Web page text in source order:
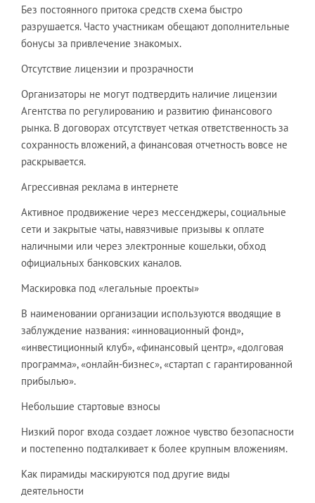
Без постоянного притока средств схема быстро
разрушается. Часто участникам обещают дополнительные
бонусы за привлечение знакомых.
Отсутствие лицензии и прозрачности
Организаторы не могут подтвердить наличие лицензии
Агентства по регулированию и развитию финансового
рынка. В договорах отсутствует четкая ответственность за
сохранность вложений, а финансовая отчетность вовсе не
раскрывается.
Агрессивная реклама в интернете
Активное продвижение через мессенджеры, социальные
сети и закрытые чаты, навязчивые призывы к оплате
наличными или через электронные кошельки, обход
официальных банковских каналов.
Маскировка под «легальные проекты»
В наименовании организации используются вводящие в
заблуждение названия: «инновационный фонд»,
«инвестиционный клуб», «финансовый центр», «долговая
программа», «онлайн-бизнес», «стартап с гарантированной
прибылью».
Небольшие стартовые взносы
Низкий порог входа создает ложное чувство безопасности
и постепенно подталкивает к более крупным вложениям.
Как пирамиды маскируются под другие виды
деятельности